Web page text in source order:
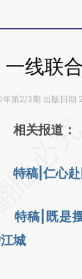
线联
第2/3期 出版日期
务必在总结
成，可能与
观点和立场
相关报道：
特稿|仁心
特稿|既是
城